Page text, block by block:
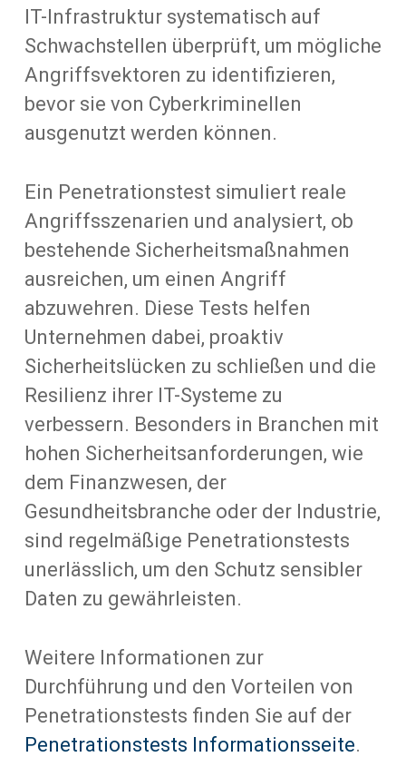
IT-Infrastruktur systematisch auf
Schwachstellen überprüft, um mögliche
Angriffsvektoren zu identifizieren,
bevor sie von Cyberkriminellen
ausgenutzt werden können.
Ein Penetrationstest simuliert reale
Angriffsszenarien und analysiert, ob
bestehende Sicherheitsmaßnahmen
ausreichen, um einen Angriff
abzuwehren. Diese Tests helfen
Unternehmen dabei, proaktiv
Sicherheitslücken zu schließen und die
Resilienz ihrer IT-Systeme zu
verbessern. Besonders in Branchen mit
hohen Sicherheitsanforderungen, wie
dem Finanzwesen, der
Gesundheitsbranche oder der Industrie,
sind regelmäßige Penetrationstests
unerlässlich, um den Schutz sensibler
Daten zu gewährleisten.
Weitere Informationen zur
Durchführung und den Vorteilen von
Penetrationstests finden Sie auf der
Penetrationstests Informationsseite.